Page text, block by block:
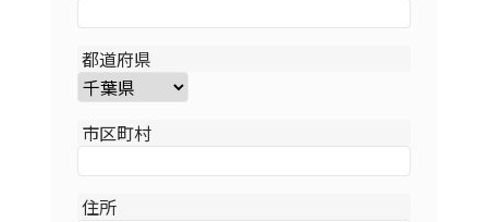
都道府県
市区町村
住所